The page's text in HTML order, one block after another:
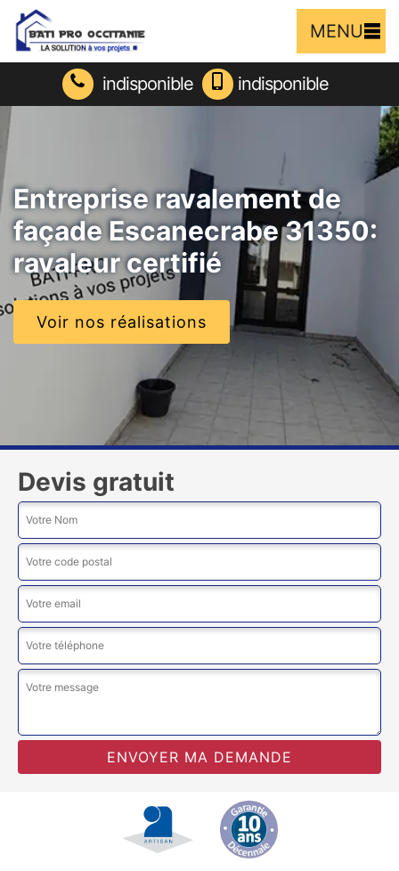
MENU
indisponible indisponible
Entreprise ravalement de
façade Escanecrabe 31350:
ravaleur certifié
Voir nos réalisations
Devis gratuit